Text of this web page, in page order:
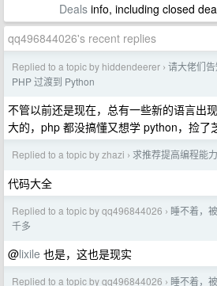
Dealsinfo, including closed
qq496844026's recent replies
Replied to a topic by hiddendeerer › 请大佬们
PHP 过渡到 Python
不管以前还是现在，总有一些新的语言出
大的，php 都没搞懂又想学 python，捡了
Replied to a topic by zhazi › 求推荐提高编程能力
代码大全
Replied to a topic by qq496844026 › 睡不着，
千多
@lixile 也是，这也是现实
Replied to a topic by qq496844026 › 睡不着，